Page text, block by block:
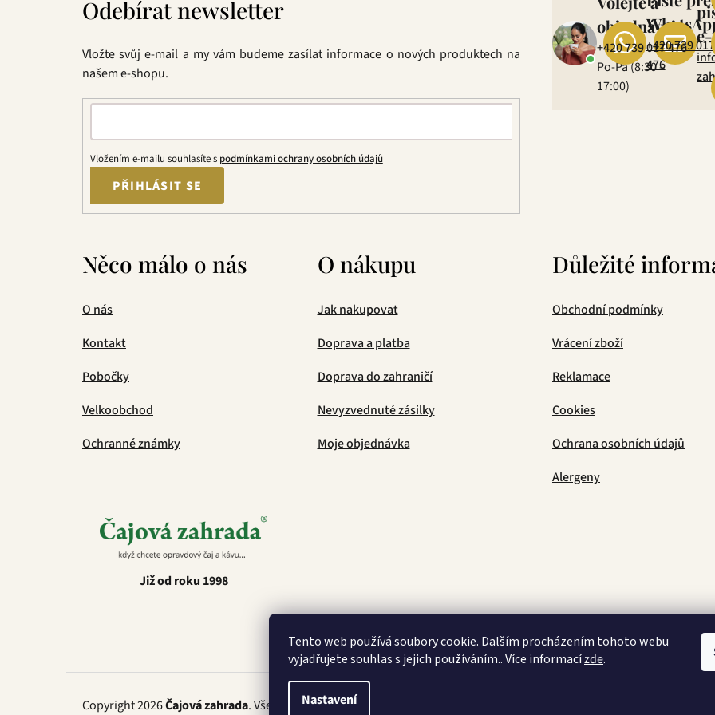
Tento web používá soubory cookie. Dalším procházením tohoto webu
vyjadřujete souhlas s jejich používáním.. Více informacízde.
Nastavení
Odebírat newsletter
Vložte svůj e-mail a my vám budeme zasílat informace o nových produktech na
našem e-shopu.
Vložením e-mailu souhlasíte s podmínkami ochrany osobních údajů
PŘIHLÁSIT SE
objednávejte
+420 739 017 476
Po-Pá (8:30 –
17:00)
+420 739 017
476
Něco málo o nás
O nás
Kontakt
Pobočky
Velkoobchod
Ochranné známky
O nákupu
Jak nakupovat
Doprava a platba
Doprava do zahraničí
Nevyzvednuté zásilky
Moje objednávka
Důležité
Obchodní podmínky
Vrácení zboží
Reklamace
Cookies
Ochrana osobních údajů
Alergeny
Již od roku 1998
Copyright 2026Čajová zahrada. Všechna práva vyhrazena.